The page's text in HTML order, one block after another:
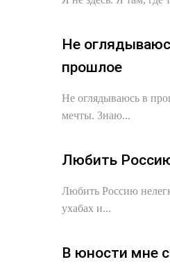
Не
прошлое
Не оглядываюсь в
мечты. Знаю...
Любить
Любить Россию
ухабах и...
В юности мне